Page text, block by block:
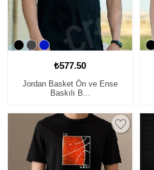
₺577.50
Jordan Basket Ön ve Ense
Baskılı B...